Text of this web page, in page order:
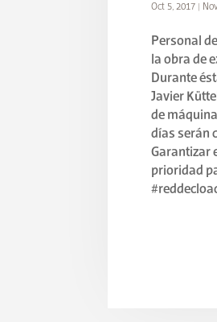
Oct 5, 2017 |
Personal
la obra de
Durante
Javier
de
días serán
Garantizar
prioridad